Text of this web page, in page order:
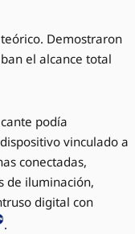
Demostraron
el alcance total
podía
vinculado a
conectadas,
de iluminación,
digital con
.